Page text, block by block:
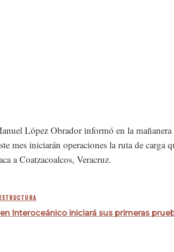
López Obrador informó en la mañanera
mes iniciarán operaciones la ruta de carga
a Coatzacoalcos, Veracruz.
Interoceánico iniciará sus primeras